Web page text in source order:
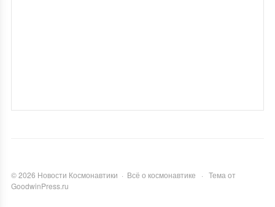
©2026 Новости Космонавтики · Всё о космонавтике · Тема от
GoodwinPress.ru